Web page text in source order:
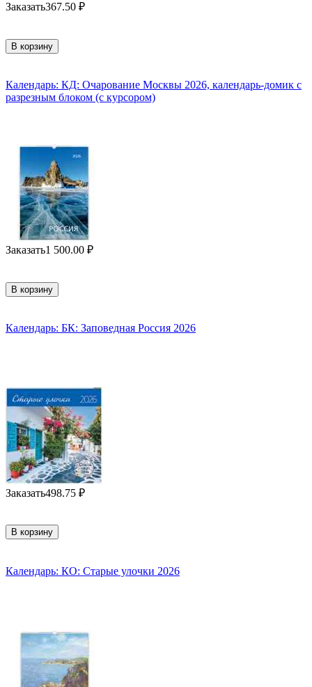
Заказать367.50 ₽
В корзину
Календарь: КД: Очарование Москвы 2026, календарь-домик с
разрезным блоком (с курсором)
Заказать1 500.00 ₽
В корзину
Календарь: БК: Заповедная Россия 2026
Заказать498.75 ₽
В корзину
Календарь: КО: Старые улочки 2026